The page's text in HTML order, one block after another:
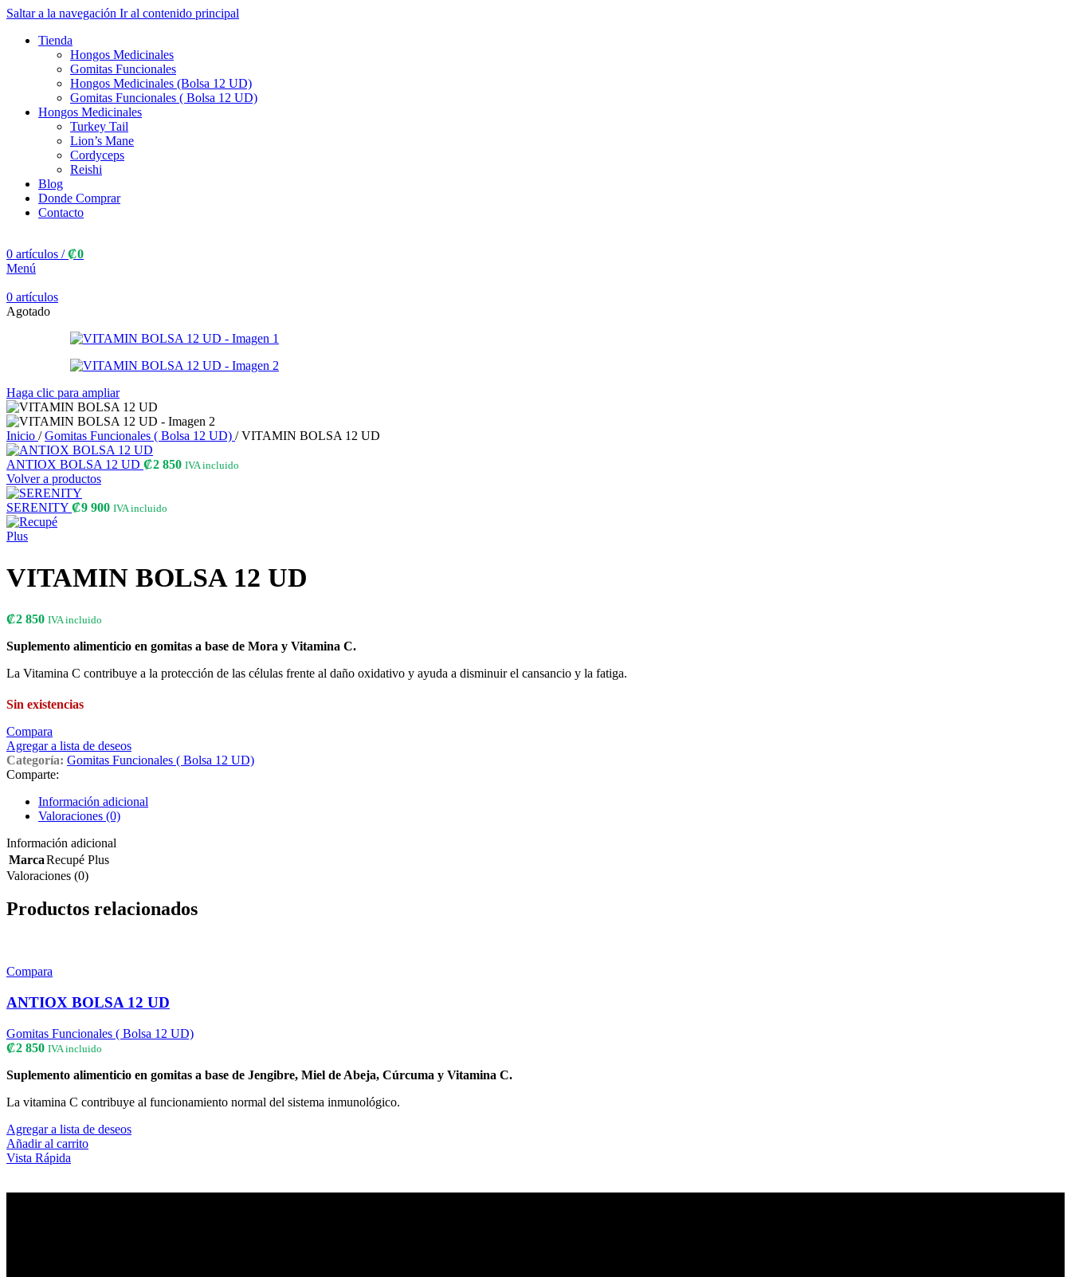
Saltar a la navegación Ir al contenido principal
Tienda
Hongos Medicinales
Gomitas Funcionales
Hongos Medicinales (Bolsa 12 UD)
Gomitas Funcionales ( Bolsa 12 UD)
Hongos Medicinales
Turkey Tail
Lion’s Mane
Cordyceps
Reishi
Blog
Donde Comprar
Contacto
0 artículos / ₡0
Menú
0 artículos
Agotado
Haga clic para ampliar
Inicio / Gomitas Funcionales ( Bolsa 12 UD) / VITAMIN BOLSA 12 UD
ANTIOX BOLSA 12 UD ₡2 850 IVA incluido
Volver a productos
SERENITY ₡9 900 IVA incluido
VITAMIN BOLSA 12 UD
₡2 850 IVA incluido
Suplemento alimenticio en gomitas a base de Mora y Vitamina C.
La Vitamina C contribuye a la protección de las células frente al daño oxidativo y ayuda a disminuir el cansancio y la fatiga.
Sin existencias
Compara
Agregar a lista de deseos
Categoría: Gomitas Funcionales ( Bolsa 12 UD)
Comparte:
Información adicional
Valoraciones (0)
Información adicional
MarcaRecupé Plus
Valoraciones (0)
Productos relacionados
Compara
ANTIOX BOLSA 12 UD
Gomitas Funcionales ( Bolsa 12 UD)
₡2 850 IVA incluido
Suplemento alimenticio en gomitas a base de Jengibre, Miel de Abeja, Cúrcuma y Vitamina C.
La vitamina C contribuye al funcionamiento normal del sistema inmunológico.
Agregar a lista de deseos
Añadir al carrito
Vista Rápida